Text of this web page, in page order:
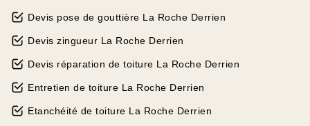
Devis pose de gouttière La Roche Derrien
Devis zingueur La Roche Derrien
Devis réparation de toiture La Roche Derrien
Entretien de toiture La Roche Derrien
Etanchéité de toiture La Roche Derrien